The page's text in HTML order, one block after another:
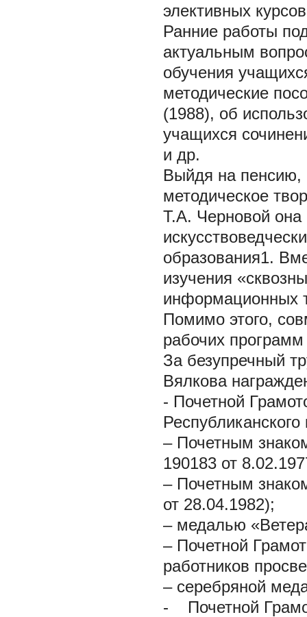
элективных
Ранние работы
актуальным
обучения
методические
(1988), об
учащихся
и др.
Выйдя на пенсию,
методическое
Т.А. Черновой она
образования1.
изучения
информационных
Помимо этого,
рабочих
За безупречный
Вялкова
- Почетной
– Почетным
190183 от
– Почетным
от 28.04.1982);
– медалью
– Почетной
работников
– серебряной
- Почетной